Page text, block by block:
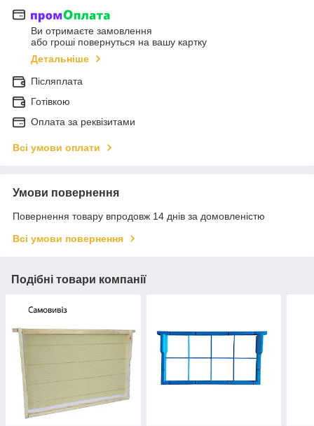
Ви отримаєте замовлення
або гроші повернуться на вашу картку
Детальніше
Післяплата
Готівкою
Оплата за реквізитами
Всі умови оплати
Умови повернення
Повернення товару впродовж 14 днів за домовленістю
Всі умови повернення
Подібні товари компанії